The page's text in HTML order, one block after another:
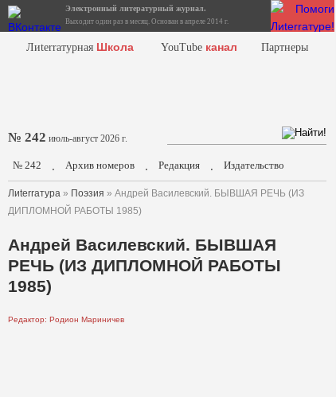
Электронный литературный журнал.
Выходит один раз в месяц. Основан в апреле 2014 г.
Лиterraтурная Школа YouTube канал Партнеры
№ 242 июль-август 2026 г.
№ 242 . Архив номеров . Редакция . Издательство
Лиterraтура » Поэзия » Андрей Василевский. БЫВШАЯ РЕЧЬ (ИЗ
ДИПЛОМНОЙ РАБОТЫ 1985)
Андрей Василевский. БЫВШАЯ
РЕЧЬ (ИЗ ДИПЛОМНОЙ РАБОТЫ
1985)
Редактор: Родион Мариничев